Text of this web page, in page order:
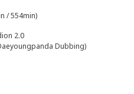
/ 554min)
2.0
Dubbing)